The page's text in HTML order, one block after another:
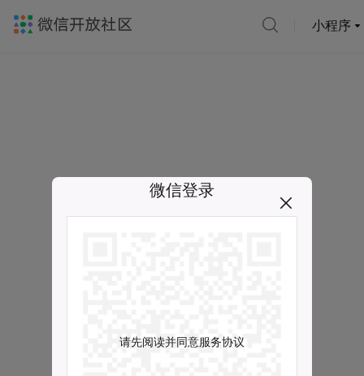
小程序
微信登录
请先阅读并同意服务协议